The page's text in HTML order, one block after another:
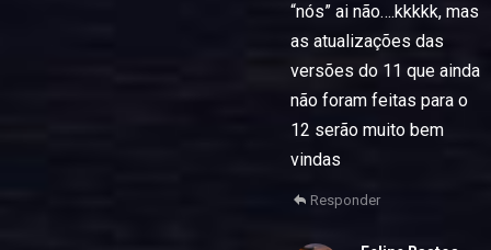
“nós” ai não….kkkkk, mas
as atualizações das
versões do 11 que ainda
não foram feitas para o
12 serão muito bem
vindas
Responder